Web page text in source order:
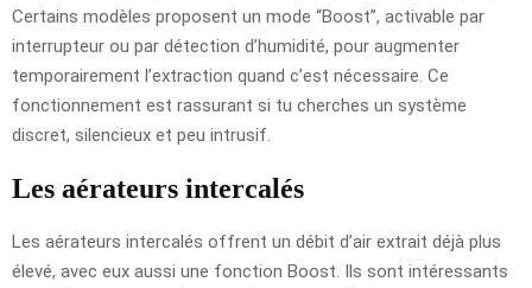
Certains modèles proposent un mode “Boost”, activable par
interrupteur ou par détection d’humidité, pour augmenter
temporairement l’extraction quand c’est nécessaire. Ce
fonctionnement est rassurant si tu cherches un système
discret, silencieux et peu intrusif.
Les aérateurs intercalés
Les aérateurs intercalés offrent un débit d’air extrait déjà plus
élevé, avec eux aussi une fonction Boost. Ils sont intéressants